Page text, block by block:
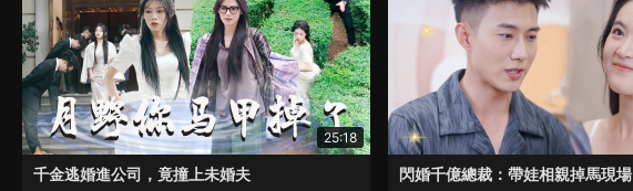
25:18
千金逃婚進公司，竟撞上未婚夫 閃婚千億總裁：帶娃相親掉馬現場